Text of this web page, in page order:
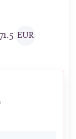
EUR